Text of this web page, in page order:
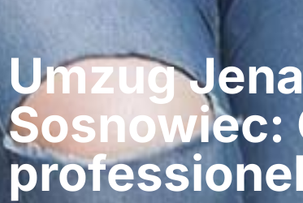
Umzug Jena​
Sosnowiec: